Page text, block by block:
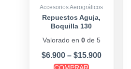
Accesorios Aerográficos
Repuestos Aguja,
Boquilla 130
Valorado en 0de 5
$6.900 – $15.900
se
pueden
elegir
en
la
página